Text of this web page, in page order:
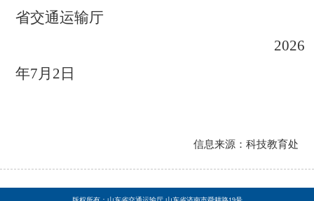
省交通运输厅
2026
年7 月 2 日
信息来源：科技教育处